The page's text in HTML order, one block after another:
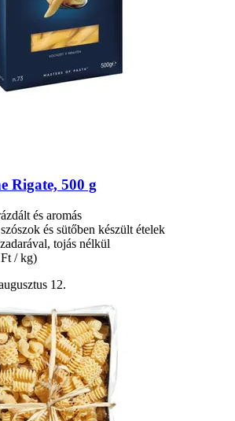
Rigate, 500 g
és aromás
és sütőben készült ételek
tojás nélkül
/ kg)
12.